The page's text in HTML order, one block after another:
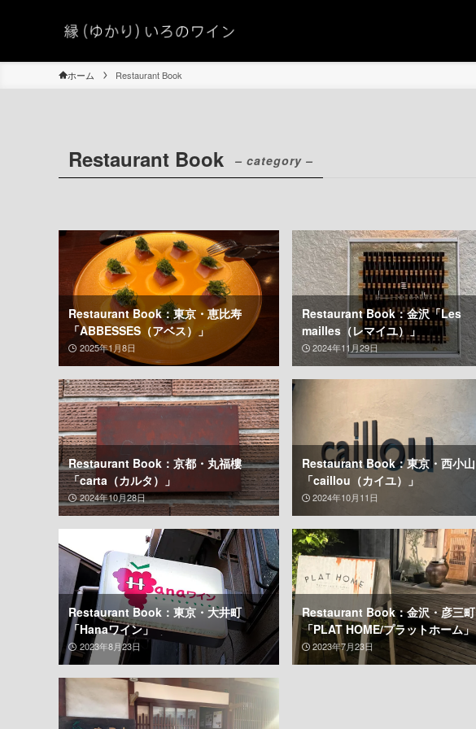
ホーム Restaurant Book
Restaurant Book – category –
Restaurant Book：東京・恵比寿
「ABBESSES（アベス）」
2025年1月8日
Restaurant Book：金沢「Les
mailles（レマイユ）」
2024年11月29日
Restaurant Book：京都・丸福樓
「carta（カルタ）」
2024年10月28日
Restaurant Book：東京・西小山
「caillou（カイユ）」
2024年10月11日
Restaurant Book：東京・大井町
「Hanaワイン」
2023年8月23日
Restaurant Book：金沢・彦三町
「PLAT HOME/プラットホーム」
2023年7月23日